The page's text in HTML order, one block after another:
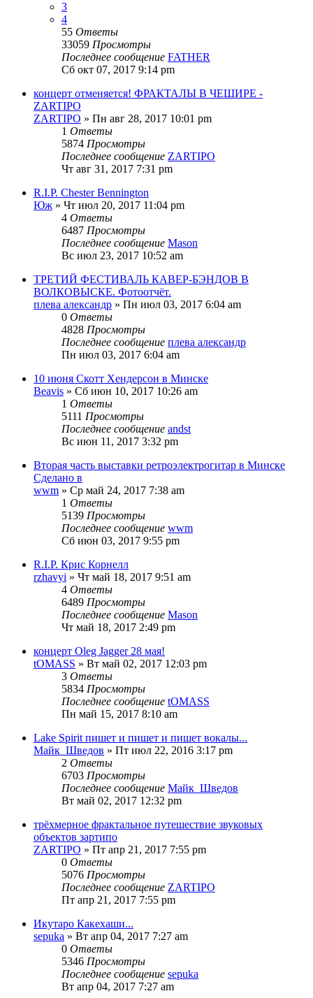
3
4
55 Ответы
33059 Просмотры
Последнее сообщение FATHER
Сб окт 07, 2017 9:14 pm
концерт отменяется! ФРАКТАЛЫ В ЧЕШИРЕ -
ZARTIPO
ZARTIPO » Пн авг 28, 2017 10:01 pm
1 Ответы
5874 Просмотры
Последнее сообщение ZARTIPO
Чт авг 31, 2017 7:31 pm
R.I.P. Chester Bennington
Юж » Чт июл 20, 2017 11:04 pm
4 Ответы
6487 Просмотры
Последнее сообщение Mason
Вс июл 23, 2017 10:52 am
ТРЕТИЙ ФЕСТИВАЛЬ КАВЕР-БЭНДОВ В
ВОЛКОВЫСКЕ. Фотоотчёт.
плева александр » Пн июл 03, 2017 6:04 am
0 Ответы
4828 Просмотры
Последнее сообщение плева александр
Пн июл 03, 2017 6:04 am
10 июня Скотт Хендерсон в Минске
Beavis » Сб июн 10, 2017 10:26 am
1 Ответы
5111 Просмотры
Последнее сообщение andst
Вс июн 11, 2017 3:32 pm
Вторая часть выставки ретроэлектрогитар в Минске
Сделано в
wwm » Ср май 24, 2017 7:38 am
1 Ответы
5139 Просмотры
Последнее сообщение wwm
Сб июн 03, 2017 9:55 pm
R.I.P. Крис Корнелл
rzhavyi » Чт май 18, 2017 9:51 am
4 Ответы
6489 Просмотры
Последнее сообщение Mason
Чт май 18, 2017 2:49 pm
концерт Oleg Jagger 28 мая!
tOMASS » Вт май 02, 2017 12:03 pm
3 Ответы
5834 Просмотры
Последнее сообщение tOMASS
Пн май 15, 2017 8:10 am
Lake Spirit пишет и пишет и пишет вокалы...
Майк_Шведов » Пт июл 22, 2016 3:17 pm
2 Ответы
6703 Просмотры
Последнее сообщение Майк_Шведов
Вт май 02, 2017 12:32 pm
трёхмерное фрактальное путешествие звуковых
объектов зартипо
ZARTIPO » Пт апр 21, 2017 7:55 pm
0 Ответы
5076 Просмотры
Последнее сообщение ZARTIPO
Пт апр 21, 2017 7:55 pm
Икутаро Какехаши...
sepuka » Вт апр 04, 2017 7:27 am
0 Ответы
5346 Просмотры
Последнее сообщение sepuka
Вт апр 04, 2017 7:27 am